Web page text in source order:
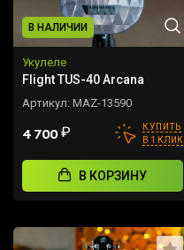
В НАЛИЧИИ
Укулеле
Flight TUS-40 Arcana
Артикул: MAZ-13590
4 700₽
КУПИТЬ
В 1 КЛИК
В КОРЗИНУ